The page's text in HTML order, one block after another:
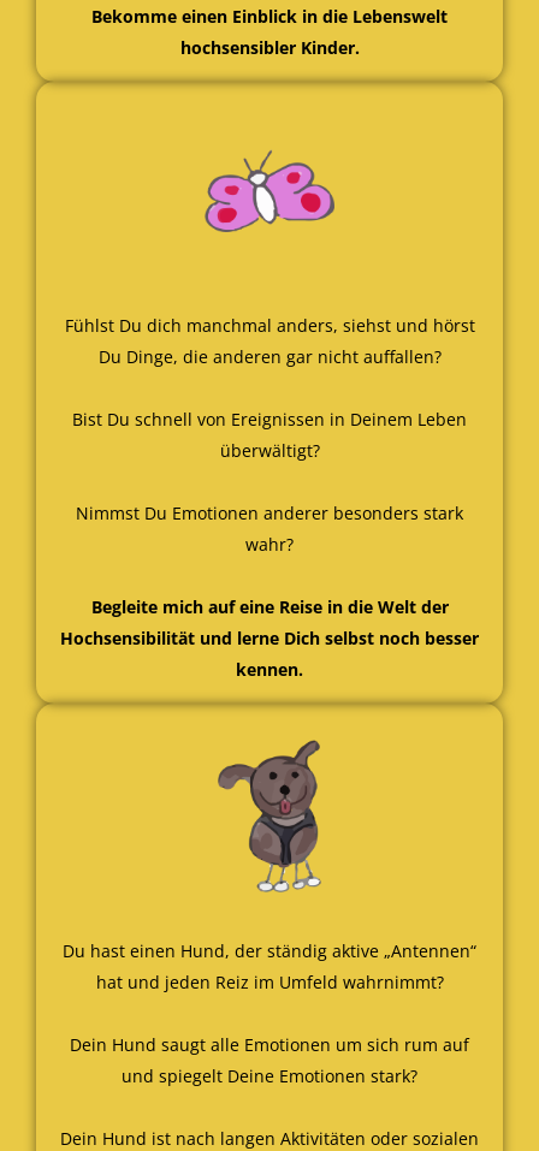
Bekomme einen Einblick in die Lebenswelt
hochsensibler Kinder.
Fühlst Du dich manchmal anders, siehst und hörst
Du Dinge, die anderen gar nicht auffallen?
Bist Du schnell von Ereignissen in Deinem Leben
überwältigt?
Nimmst Du Emotionen anderer besonders stark
wahr?
Begleite mich auf eine Reise in die Welt der
Hochsensibilität und lerne Dich selbst noch besser
kennen.
Du hast einen Hund, der ständig aktive „Antennen“
hat und jeden Reiz im Umfeld wahrnimmt?
Dein Hund saugt alle Emotionen um sich rum auf
und spiegelt Deine Emotionen stark?
Dein Hund ist nach langen Aktivitäten oder sozialen